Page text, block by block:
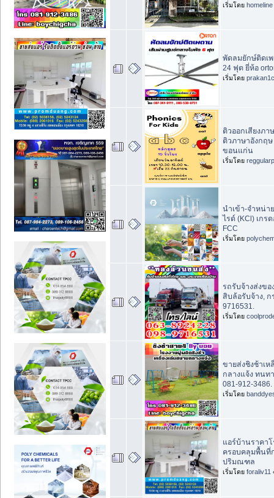
เริ่มโดย homeline
พัดลมยักษ์ติดเ
24 ฟุต ยี่ห้อ
เริ่มโดย prakan1c
ติวออกเสียงภ
ติวภาษาอังกฤษ
ขอนแก่น
เริ่มโดย
นำเข้า-จำหน่า
ไรด์ (KCl) เกร
FCC
เริ่มโดย
รถรับจ้างส่งขอ
สิบล้อรับจ้าง, ก
9716531.
เริ่มโดย
ขายส่งชิงช้าเห
กลางแจ้ง ทนท
081-912-3486.
เริ่มโดย
แอร์บ้านราคา
ครอบคลุมพื้นที่
ปริมณฑล
เริ่มโดย foraliv11